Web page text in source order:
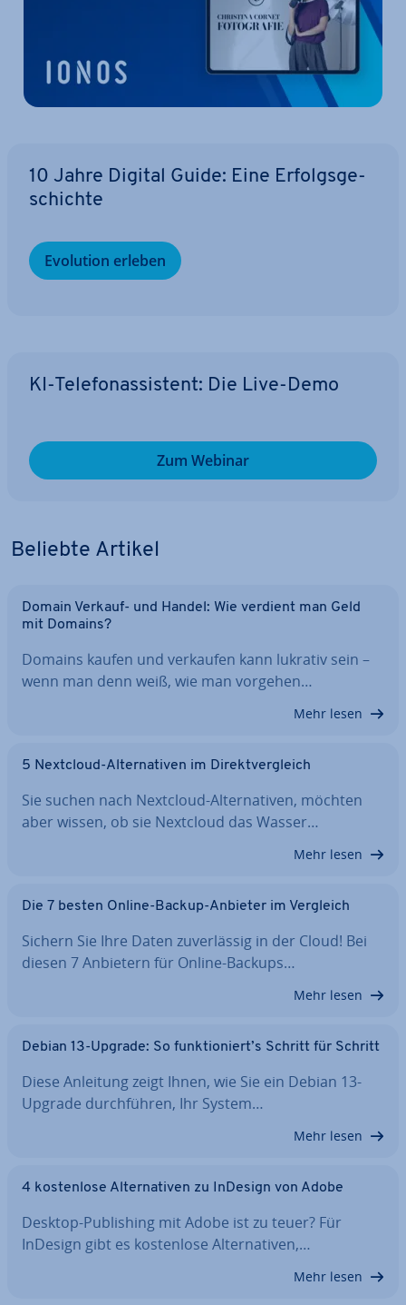
10 Jahre Digital Guide: Eine Er­folgs­ge­
schich­te
Evolution erleben
KI-Te­le­fon­as­sis­tent: Die Live-Demo
Zum Webinar
Beliebte Artikel
Domain Verkauf- und Handel: Wie verdient man Geld
mit Domains?
Domains kaufen und verkaufen kann lukrativ sein –
wenn man denn weiß, wie man vorgehen…
Mehr lesen
5 Nextcloud-Al­ter­na­ti­ven im Di­rekt­ver­gleich
Sie suchen nach Nextcloud-Al­ter­na­ti­ven, möchten
aber wissen, ob sie Nextcloud das Wasser…
Mehr lesen
Die 7 besten Online-Backup-Anbieter im Vergleich
Sichern Sie Ihre Daten zu­ver­läs­sig in der Cloud! Bei
diesen 7 Anbietern für Online-Backups…
Mehr lesen
Debian 13-Upgrade: So funk­tio­niert’s Schritt für Schritt
Diese Anleitung zeigt Ihnen, wie Sie ein Debian 13-
Upgrade durch­füh­ren, Ihr System…
Mehr lesen
4 kos­ten­lo­se Al­ter­na­ti­ven zu InDesign von Adobe
Desktop-Pu­bli­shing mit Adobe ist zu teuer? Für
InDesign gibt es kos­ten­lo­se Al­ter­na­ti­ven,…
Mehr lesen